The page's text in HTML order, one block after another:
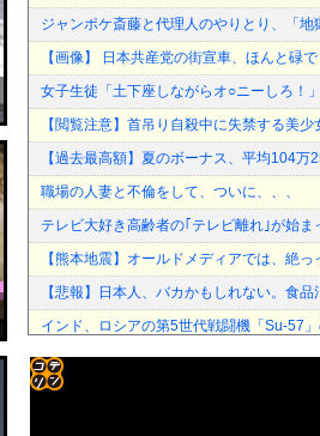
ジャンポケ斎藤と代理人のやりとり、「
【画像】 日本共産党の街宣車、ほんと碌
女子生徒「土下座しながらオ○ニーしろ！
【閲覧注意】首吊り自殺中に失禁する美
【過去最高額】夏のボーナス、平均104万
職場の人妻と不倫をして、ついに、、、
テレビ大好き高齢者の｢テレビ離れ｣が始
【熊本地震】オールドメディアでは、絶
【悲報】日本人、バカかもしれない。食
インド、ロシアの第5世代戦闘機「Su-57」
【悲報】「舌を入れてきたから歯と口で
【画像】十二支合体！！ところでその前足
女優・森日菜美、雑誌グラビアの水着シ